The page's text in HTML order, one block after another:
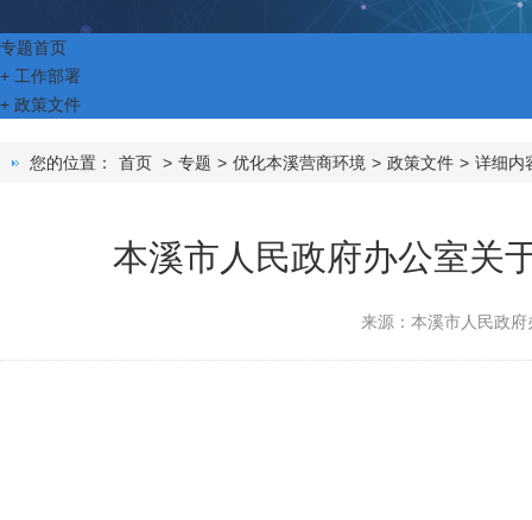
专题首页
+ 工作部署
+ 政策文件
您的位置： 首页 > 专题 > 优化本溪营商环境 > 政策文件 > 详细内
本溪市人民政府办公室关
来源：本溪市人民政